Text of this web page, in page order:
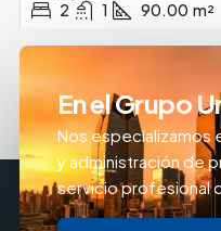
2 1 90.00 m²
En el Grupo
Nos especializamos
y administración de
servicio profesional